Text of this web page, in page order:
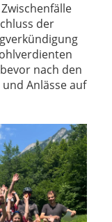
der
nach den
Anlässe auf